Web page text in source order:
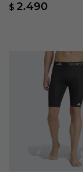
$ 2.490